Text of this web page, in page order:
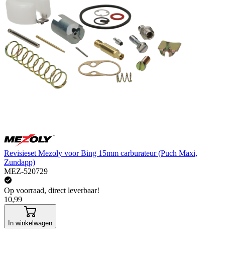
Revisieset Mezoly voor Bing 15mm carburateur (Puch Maxi,
Zundapp)
MEZ-520729
Op voorraad, direct leverbaar!
10,99
In winkelwagen